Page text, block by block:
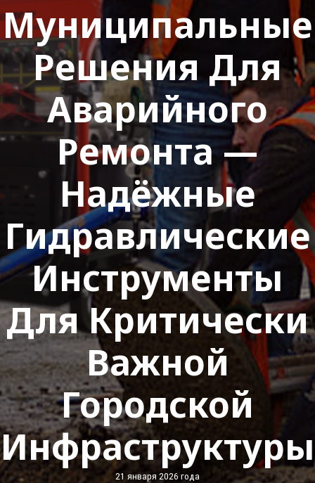
Муниципальные
Решения Для
Аварийного
Ремонта —
Надёжные
Гидравлические
Инструменты
Для Критически
Важной
Городской
Инфраструктуры
21 января 2026 года